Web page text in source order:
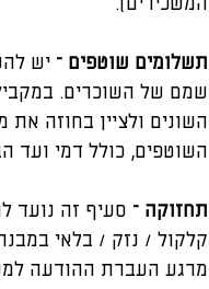
המשכירים).
תשלומים שוטפים – יש
שמם של השוכרים.
השונים ולציין בחוזה
השוטפים, כולל דמי ועד
תחזוקה – סעיף זה נועד
קלקול / נזק / בלאי
מרגע העברת ההודעה